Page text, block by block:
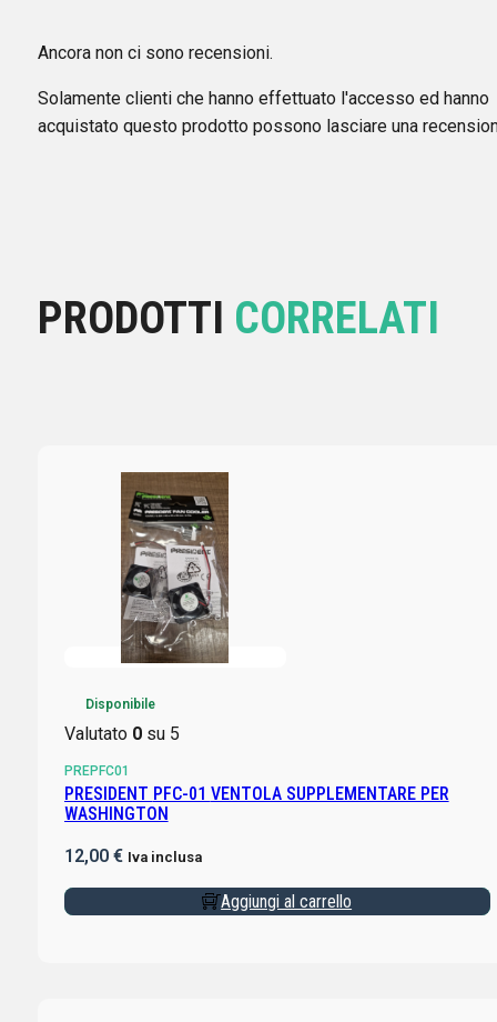
Ancora non ci sono recensioni.
Solamente clienti che hanno effettuato l'accesso ed hanno
acquistato questo prodotto possono lasciare una
PRODOTTI CORRELATI
Disponibile
Valutato 0su 5
PREPFC01
PRESIDENT PFC-01 VENTOLA SUPPLEMENTARE PER
WASHINGTON
12,00 € Iva inclusa
Aggiungi al carrello